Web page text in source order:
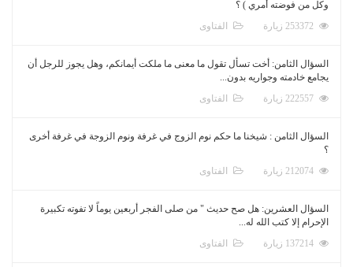
وكل من فوضته أمري ) ؟
الفتاوى
السؤال الثامن: أخت تسأل تقول ما معنى ما ملكت أيمانكم، وهل يجوز للرجل أن
يجامع خادمته وجواريه بدون...
الفتاوى
السؤال الثامن : شيخنا ما حكم نوم الزوج في غرفة ونوم الزوجة في غرفة أخرى
؟
الفتاوى
السؤال العشرين: هل صح حديث " من صلى الفجر أربعين يوماً لا تفوته تكبيرة
الإحرام إلا كتب الله له...
الفتاوى